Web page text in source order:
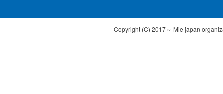
Copyright (C) 2017～ Mie japan